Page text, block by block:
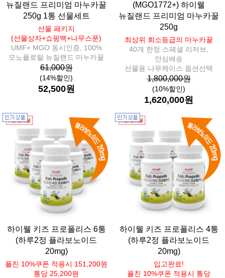
뉴질랜드 프리미엄 마누카꿀
250g 1통 선물세트
선물 패키지
(선물상자+쇼핑백+나무스푼)
UMF+ MGO 동시인증, 100%
모노플로랄 뉴질랜드 마누카꿀
61,000원
(14%할인)
52,500원
(MGO1772+) 하이웰
뉴질랜드 프리미엄 마누카꿀
250g
최상위 희소등급의 마누카꿀
40개 한정 스페셜 리저브,
안심배송
선물용 나무케이스 옵션선택
1,800,000원
(10%할인)
1,620,000원
하이웰 키즈 프로폴리스 6통
(하루2정 플라보노이드
20mg)
플친 10%쿠폰 적용시 151,200원
통당 25,200원
하이웰 키즈 프로폴리스 4통
(하루2정 플라보노이드
20mg)
입고완료!
플친 10%쿠폰 적용시 통당